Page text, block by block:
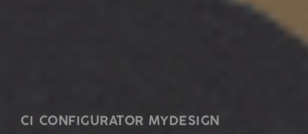
CI CONFIGURATOR MYDESIGN